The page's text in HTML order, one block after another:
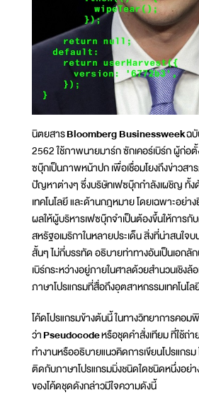
นิตยสารBloomberg Businessweekฉบั
2562 ใช้ภาพนายมาร์ก ซักเคอร์เบิร์ก ผู้ก่อ
ซบุ๊กเป็นภาพหน้าปก เพื่อเชื่อมโยงถึงข่าวสา
ปัญหาต่างๆ ซึ่งบริษัทเฟซบุ๊กกำลังเผชิญ ทั้
เทคโนโลยี และด้านกฎหมาย โดยเฉพาะอย่า
ผลให้ผู้บริหารเฟซบุ๊กจำเป็นต้องขึ้นให้การกับ
สหรัฐอเมริกาในหลายประเด็น สิ่งที่น่าสนใจ
สั้นๆ ไม่กี่บรรทัด อธิบายท่าทางอันเป็นเอก
เบิร์กระหว่างอยู่ภายในศาลด้วยสำนวนเชิง
ภาษาโปรแกรมที่สื่อถึงอุตสาหกรรมเทคโนโล
โค้ดโปรแกรมข้างต้นนี้ ในทางวิทยาการคอม
ว่าPseudocodeหรือชุดคำสั่งเทียม ที่ใช้
ทำงานหรืออธิบายแนวคิดการเขียนโปรแกร
ติดกับภาษาโปรแกรมมิ่งชนิดใดชนิดหนึ่งอย่า
ของโค้ดชุดดังกล่าวมีใจความดังนี้